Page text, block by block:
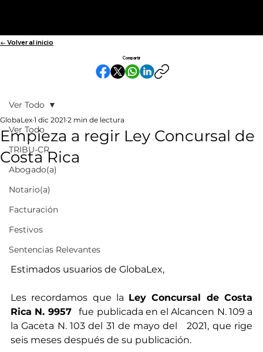
Ver Todo
TRIBU-CR
Abogado(a)
Notario(a)
Facturación
Festivos
Sentencias Relevantes
Ver Todo
Empieza a regir Ley Concursal de
Costa Rica
GlobaLex 1 dic 2021 2 min de lectura
Estimados usuarios de GlobaLex,
Les recordamos que la Ley Concursal de Costa
Rica N. 9957
   fue publicada en el Alcancen N. 109 a
la Gaceta N. 103 del 31 de mayo del   2021, que rige
seis meses después de su publicación.
← Volver al inicio
Compartir